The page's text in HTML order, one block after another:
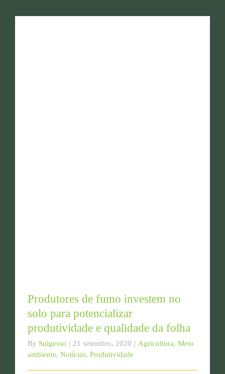
Produtores de fumo investem no
solo para potencializar
produtividade e qualidade da folha
By Sulgesso | 21 setembro, 2020 | Agricultura, Meio
ambiente, Notícias, Produtividade